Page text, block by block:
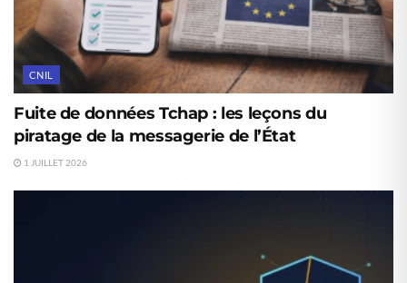
CNIL
Fuite de données Tchap : les leçons du
piratage de la messagerie de l’État
1 JUILLET 2026